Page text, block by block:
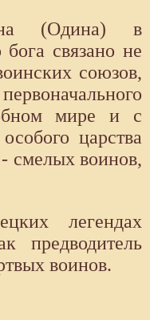
(Одина) в
бога связано не
союзов,
мире и с
царства
смелых воинов,
легендах
предводитель
воинов.